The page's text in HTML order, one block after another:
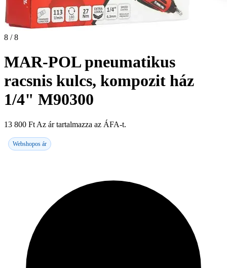
8 / 8
MAR-POL pneumatikus
racsnis kulcs, kompozit ház
1/4" M90300
13 800 Ft Az ár tartalmazza az ÁFA-t.
Webshopos ár